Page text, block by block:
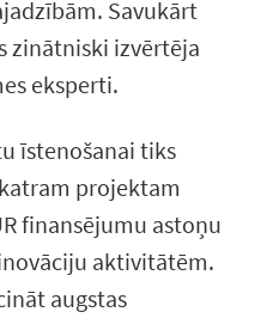
Savukārt
zinātniski izvērtēja
eksperti.
īstenošanai tiks
projektam
finansējumu astoņu
aktivitātēm.
augstas